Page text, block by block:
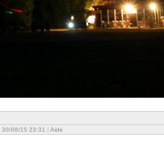
30/08/15 23:31 | Aide